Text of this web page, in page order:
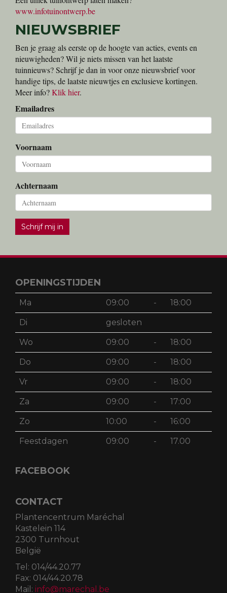
www.infotuinontwerp.be
NIEUWSBRIEF
Ben je graag als eerste op de hoogte van acties, events en
nieuwigheden? Wil je niets missen van het laatste
tuinnieuws? Schrijf je dan in voor onze nieuwsbrief voor
handige tips, de laatste nieuwtjes en exclusieve kortingen.
Meer info?Klik hier.
Emailadres
Voornaam
Achternaam
Schrijf mij in
OPENINGSTIJDEN
Ma 09:00 - 18:00
Di gesloten
Wo 09:00 - 18:00
Do 09:00 - 18:00
Vr 09:00 - 18:00
Za 09:00 - 17:00
Zo 10:00 - 16:00
Feestdagen 09:00 - 17.00
FACEBOOK
CONTACT
Plantencentrum Maréchal
Kastelein 114
2300 Turnhout
België
Tel: 014/44.20.77
Fax: 014/44.20.78
Mail: info@marechal.be